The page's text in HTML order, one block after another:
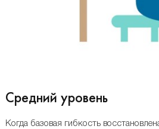
Средний уровень
Когда базовая гибкость